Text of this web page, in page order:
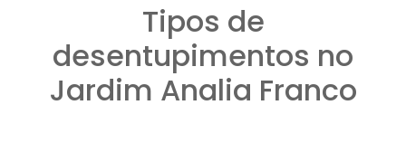
Tipos de
desentupimentos no
Jardim Analia Franco